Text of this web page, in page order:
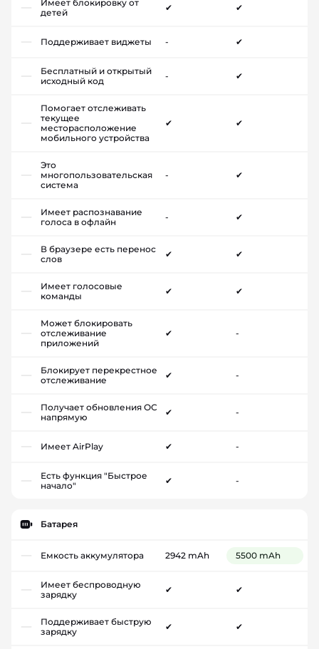
Имеет блокировку от
детей
✔ ✔
Поддерживает виджеты - ✔
Бесплатный и открытый
исходный код
- ✔
Помогает отслеживать
текущее
месторасположение
мобильного устройства
✔ ✔
Это
многопользовательская
система
- ✔
Имеет распознавание
голоса в офлайн
- ✔
В браузере есть перенос
слов
✔ ✔
Имеет голосовые
команды
✔ ✔
Может блокировать
отслеживание
приложений
✔ -
Блокирует перекрестное
отслеживание
✔ -
Получает обновления ОС
напрямую
✔ -
Имеет AirPlay ✔ -
Есть функция "Быстрое
начало"
✔ -
Батарея
Емкость аккумулятора 2942 mAh 5500 mAh
Имеет беспроводную
зарядку
✔ ✔
Поддерживает быструю
зарядку
✔ ✔